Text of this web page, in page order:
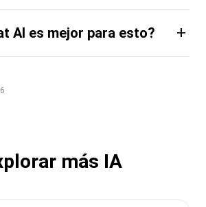
AI es mejor para esto? +
más IA